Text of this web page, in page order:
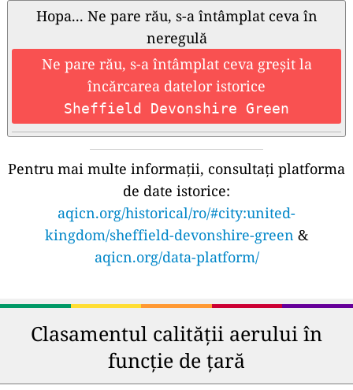
Hopa... Ne pare rău, s-a întâmplat ceva în
neregulă
Ne pare rău, s-a întâmplat ceva greșit la
încărcarea datelor istorice
Sheffield Devonshire Green
Pentru mai multe informații, consultați platforma
de date istorice:
aqicn.org/historical/ro/#city:united-
kingdom/sheffield-devonshire-green &
aqicn.org/data-platform/
Clasamentul calității aerului în
funcție de țară